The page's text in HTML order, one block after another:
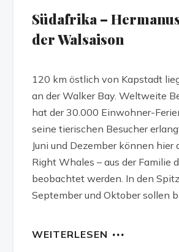
Südafrika –
der Walsaison
120 km östlich von Kapstadt
an der Walker Bay. Weltweite
hat der 30.000 Einwohner-
seine tierischen Besucher
Juni und Dezember können hier
Right Whales – aus der Familie
beobachtet werden. In den
September und Oktober sollen
WEITERLESEN